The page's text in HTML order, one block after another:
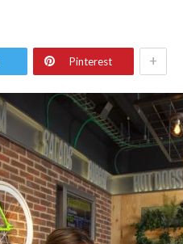
Pinterest +